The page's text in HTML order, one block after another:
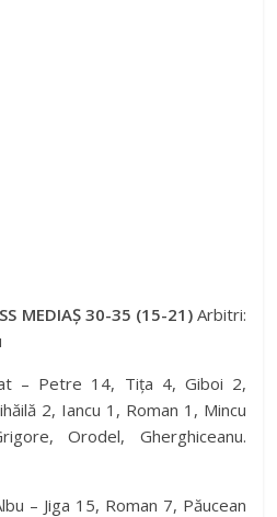
MEDIAȘ 30-35 (15-21)Arbitri:
– Petre 14, Tița 4, Giboi 2,
2, Iancu 1, Roman 1, Mincu
Orodel, Gherghiceanu.
– Jiga 15, Roman 7, Păucean